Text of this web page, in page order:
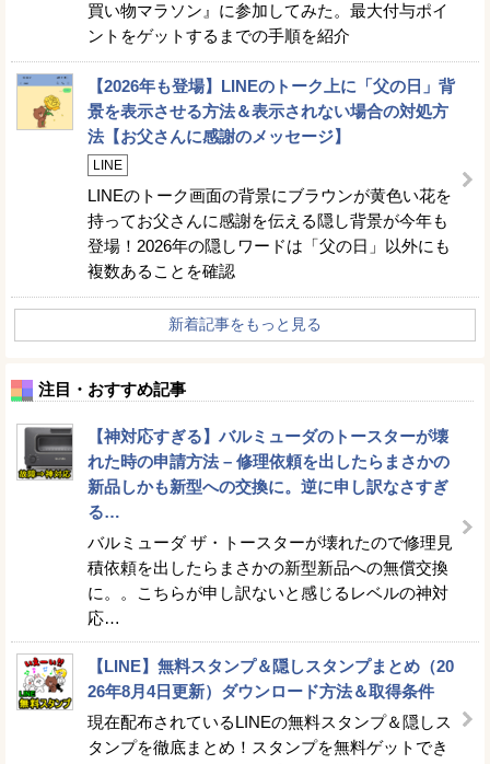
買い物マラソン』に参加してみた。最大付与ポイ
ントをゲットするまでの手順を紹介
【2026年も登場】LINEのトーク上に「父の日」背
景を表示させる方法＆表示されない場合の対処方
法【お父さんに感謝のメッセージ】
LINE
LINEのトーク画面の背景にブラウンが黄色い花を
持ってお父さんに感謝を伝える隠し背景が今年も
登場！2026年の隠しワードは「父の日」以外にも
複数あることを確認
新着記事をもっと見る
注目・おすすめ記事
【神対応すぎる】バルミューダのトースターが壊
れた時の申請方法 – 修理依頼を出したらまさかの
新品しかも新型への交換に。逆に申し訳なさすぎ
る…
バルミューダ ザ・トースターが壊れたので修理見
積依頼を出したらまさかの新型新品への無償交換
に。。こちらが申し訳ないと感じるレベルの神対
応…
【LINE】無料スタンプ＆隠しスタンプまとめ（20
26年8月4日更新）ダウンロード方法＆取得条件
現在配布されているLINEの無料スタンプ＆隠しス
タンプを徹底まとめ！スタンプを無料ゲットでき